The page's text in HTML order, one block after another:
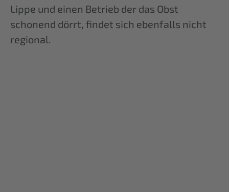
Lippe und einen Betrieb der das Obst
schonend dörrt, findet sich ebenfalls nicht
regional.